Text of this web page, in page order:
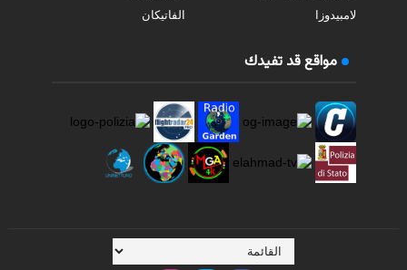
لامبيدوزا
الفاتيكان
مواقع قد تفيدك